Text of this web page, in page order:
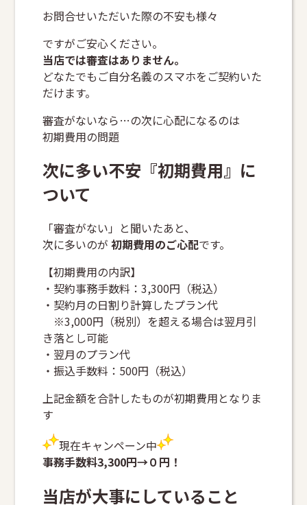
お問合せいただいた際の不安も様々
ですがご安心ください。
当店では審査はありません。
どなたでもご自分名義のスマホをご契約いた
だけます。
審査がないなら…の次に心配になるのは
初期費用の問題
次に多い不安『初期費用』に
ついて
「審査がない」と聞いたあと、
次に多いのが初期費用のご心配です。
【初期費用の内訳】
・契約事務手数料：3,300円（税込）
・契約月の日割り計算したプラン代
※3,000円（税別）を超える場合は翌月引
き落とし可能
・翌月のプラン代
・振込手数料：500円（税込）
上記金額を合計したものが初期費用となりま
す
現在キャンペーン中
事務手数料3,300円→０円！
当店が大事にしていること